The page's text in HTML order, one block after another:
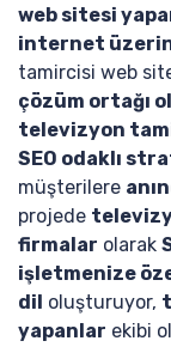
web sitesi
internet
tamircisi web
çözüm ortağı
televizyon
SEO odaklı
müşterilere
projede
firmalar olarak
işletmenize
dil oluşturuyor,
yapanlar ekibi